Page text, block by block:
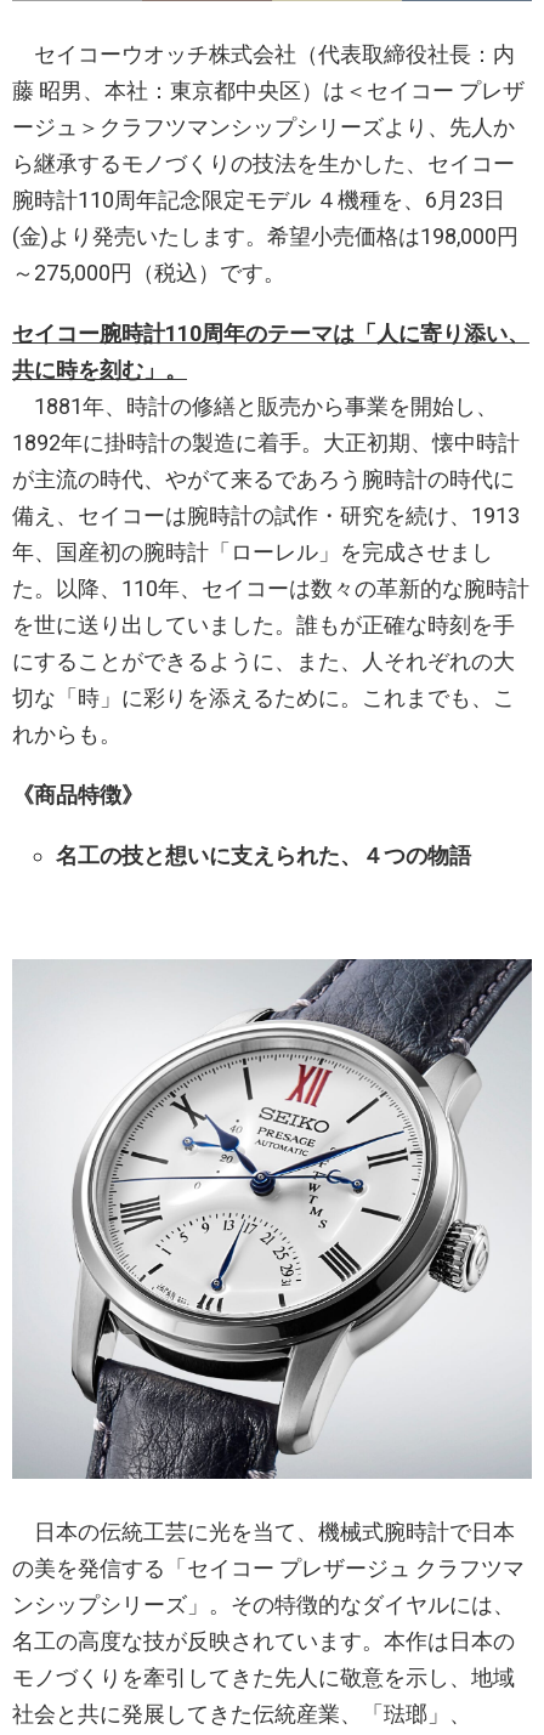
セイコーウオッチ株式会社（代表取締役社長：内
藤 昭男、本社：東京都中央区）は＜セイコー プレザ
ージュ＞クラフツマンシップシリーズより、先人か
ら継承するモノづくりの技法を生かした、セイコー
腕時計110周年記念限定モデル ４機種を、6月23日
(金)より発売いたします。希望小売価格は198,000円
～275,000円（税込）です。
セイコー腕時計110周年のテーマは「人に寄り添い、
共に時を刻む」。
1881年、時計の修繕と販売から事業を開始し、
1892年に掛時計の製造に着手。大正初期、懐中時計
が主流の時代、やがて来るであろう腕時計の時代に
備え、セイコーは腕時計の試作・研究を続け、1913
年、国産初の腕時計「ローレル」を完成させまし
た。以降、110年、セイコーは数々の革新的な腕時計
を世に送り出していました。誰もが正確な時刻を手
にすることができるように、また、人それぞれの大
切な「時」に彩りを添えるために。これまでも、こ
れからも。
《商品特徴》
名工の技と想いに支えられた、４つの物語
日本の伝統工芸に光を当て、機械式腕時計で日本
の美を発信する「セイコー プレザージュ クラフツマ
ンシップシリーズ」。その特徴的なダイヤルには、
名工の高度な技が反映されています。本作は日本の
モノづくりを牽引してきた先人に敬意を示し、地域
社会と共に発展してきた伝統産業、「琺瑯」、